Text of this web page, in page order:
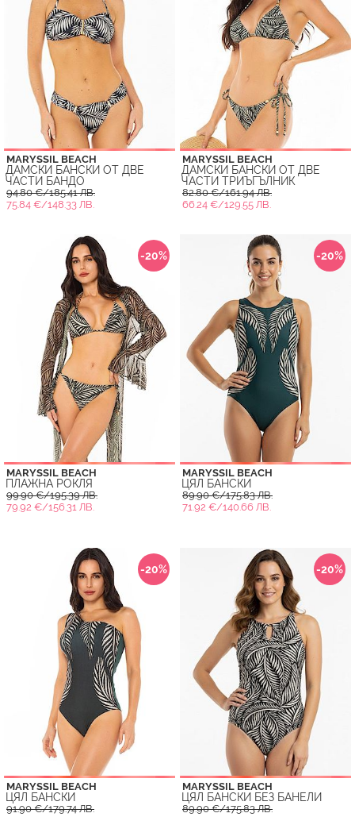
MARYSSIL BEACH
ДАМСКИ БАНСКИ ОТ ДВЕ
ЧАСТИ БАНДО
94.80 €/185.41 ЛВ.
75.84 €/148.33 ЛВ.
MARYSSIL BEACH
ДАМСКИ БАНСКИ ОТ ДВЕ
ЧАСТИ ТРИЪГЪЛНИК
82.80 €/161.94 ЛВ.
66.24 €/129.55 ЛВ.
-20%
MARYSSIL BEACH
ПЛАЖНА РОКЛЯ
99.90 €/195.39 ЛВ.
79.92 €/156.31 ЛВ.
-20%
MARYSSIL BEACH
ЦЯЛ БАНСКИ
89.90 €/175.83 ЛВ.
71.92 €/140.66 ЛВ.
-20%
MARYSSIL BEACH
ЦЯЛ БАНСКИ
91.90 €/179.74 ЛВ.
-20%
MARYSSIL BEACH
ЦЯЛ БАНСКИ БЕЗ БАНЕЛИ
89.90 €/175.83 ЛВ.